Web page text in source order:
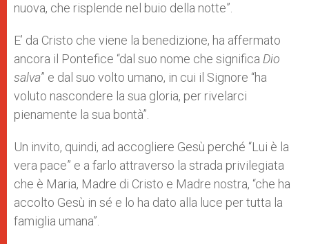
nuova, che risplende nel buio della notte”.
E’ da Cristo che viene la benedizione, ha affermato
ancora il Pontefice “dal suo nome che significa Dio
salva” e dal suo volto umano, in cui il Signore “ha
voluto nascondere la sua gloria, per rivelarci
pienamente la sua bontà”.
Un invito, quindi, ad accogliere Gesù perché “Lui è la
vera pace” e a farlo attraverso la strada privilegiata
che è Maria, Madre di Cristo e Madre nostra, “che ha
accolto Gesù in sé e lo ha dato alla luce per tutta la
famiglia umana”.